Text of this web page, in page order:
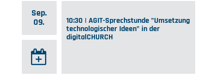
Sep.
09.
10:30 | AGIT-Sprechstunde "Umsetzung
technologischer Ideen" in der
digitalCHURCH